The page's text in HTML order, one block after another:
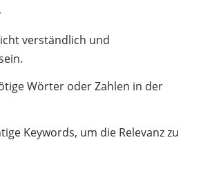
verständlich und
Wörter oder Zahlen in der
Keywords, um die Relevanz zu